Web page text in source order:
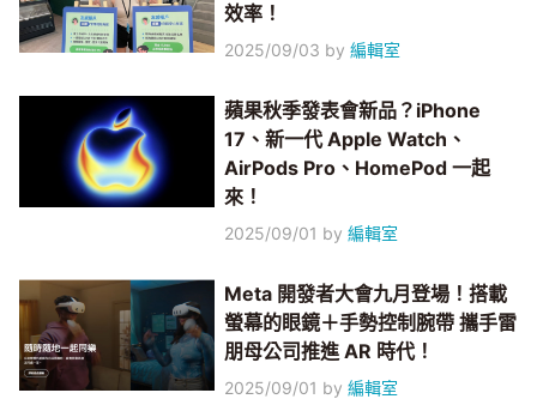
效率！
2025/09/03 by編輯室
蘋果秋季發表會新品？iPhone
17、新一代 Apple Watch、
AirPods Pro、HomePod 一起
來！
2025/09/01 by編輯室
Meta 開發者大會九月登場！搭載
螢幕的眼鏡＋手勢控制腕帶 攜手雷
朋母公司推進 AR 時代！
2025/09/01 by編輯室